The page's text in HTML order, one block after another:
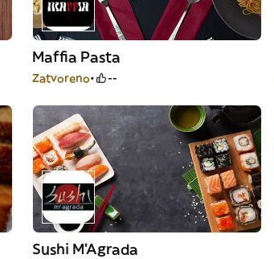
Maffia Pasta
Zatvoreno --
Sushi M'Agrada